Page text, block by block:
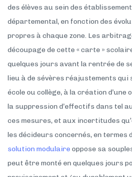
des élèves au sein des
départemental, en fonction des
propres à chaque zone. Les
découpage de cette « carte »
quelques jours avant la rentrée de
lieu à de sévères réajustements
école ou collège, à la création d’une
la suppression d’effectifs dans tel
ces mesures, et aux incertitudes
les décideurs concernés, en termes
solution modulaire oppose sa
peut être monté en quelques jours